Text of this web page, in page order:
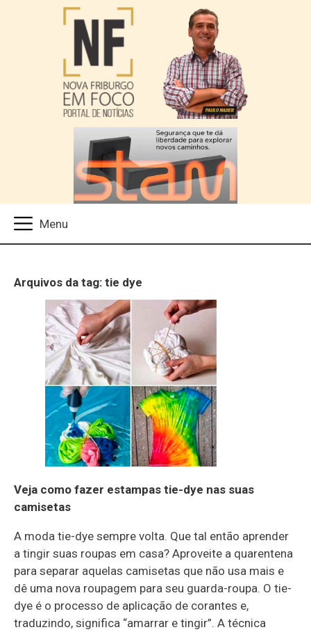
Arquivos da tag: tie dye
Veja como fazer estampas tie-dye nas suas
camisetas
A moda tie-dye sempre volta. Que tal então aprender
a tingir suas roupas em casa? Aproveite a quarentena
para separar aquelas camisetas que não usa mais e
dê uma nova roupagem para seu guarda-roupa. O tie-
dye é o processo de aplicação de corantes e,
traduzindo, significa “amarrar e tingir”. A técnica